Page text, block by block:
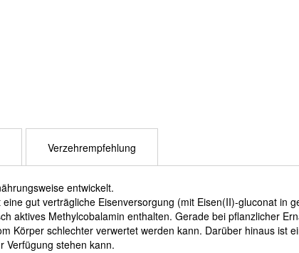
entwickelt.
gut verträgliche Eisenversorgung (mit Eisen(II)-gluconat in
aktives Methylcobalamin enthalten. Gerade bei pflanzlicher
Körper schlechter verwertet werden kann. Darüber hinaus ist
Verfügung stehen kann.
Verzehrempfehlung